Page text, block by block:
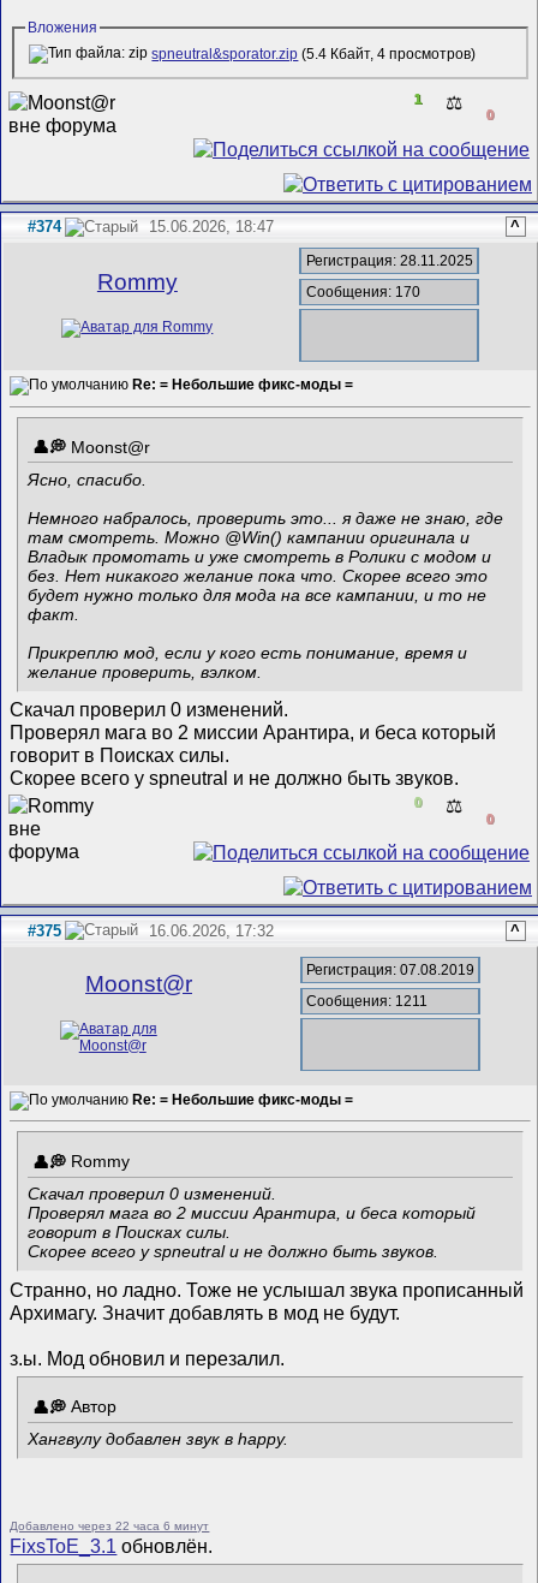
Вложения
spneutral&sporator.zip (5.4 Кбайт, 4 просмотров)
1 ⚖️
0
#374 15.06.2026, 18:47 ^
Rommy
Регистрация: 28.11.2025
Сообщения: 170
Re: = Небольшие фикс-моды =
Mооnst@r
Ясно, спасибо.
Немного набралось, проверить это... я даже не знаю, где
там смотреть. Можно @Win() кампании оригинала и
Владык промотать и уже смотреть в Ролики с модом и
без. Нет никакого желание пока что. Скорее всего это
будет нужно только для мода на все кампании, и то не
факт.
Прикреплю мод, если у кого есть понимание, время и
желание проверить, вэлком.
Скачал проверил 0 изменений.
Проверял мага во 2 миссии Арантира, и беса который
говорит в Поисках силы.
Скорее всего у spneutral и не должно быть звуков.
0 ⚖️
0
#375 16.06.2026, 17:32 ^
Mооnst@r
Регистрация: 07.08.2019
Сообщения: 1211
Re: = Небольшие фикс-моды =
Rommy
Скачал проверил 0 изменений.
Проверял мага во 2 миссии Арантира, и беса который
говорит в Поисках силы.
Скорее всего у spneutral и не должно быть звуков.
Странно, но ладно. Тоже не услышал звука прописанный
Архимагу. Значит добавлять в мод не будут.
з.ы. Мод обновил и перезалил.
Автор
Хангвулу добавлен звук в happy.
Добавлено через 22 часа 6 минут
FixsToE_3.1 обновлён.